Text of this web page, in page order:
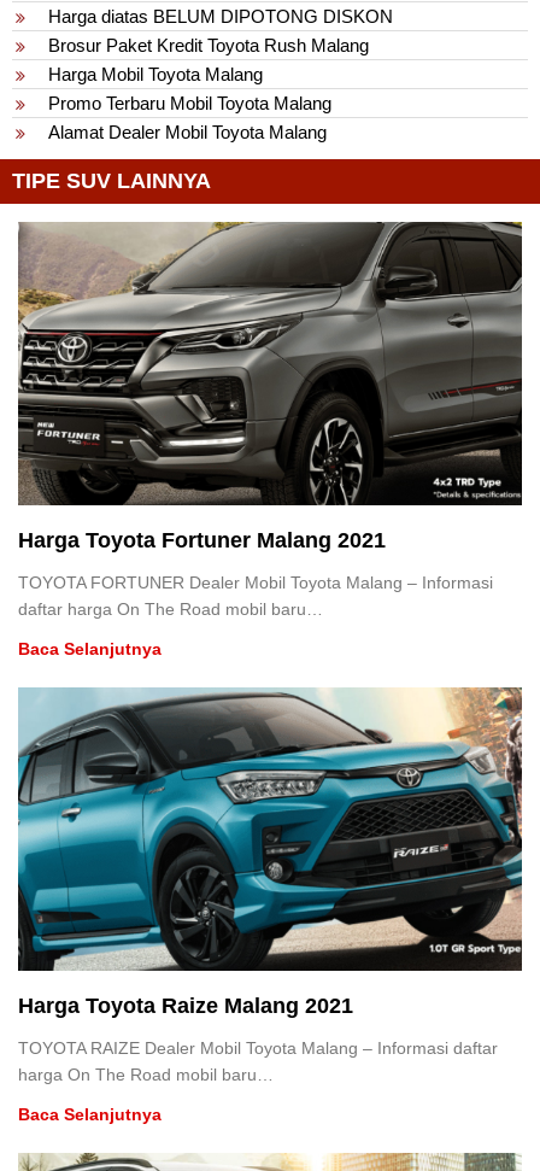
Harga diatas BELUM DIPOTONG DISKON
Brosur Paket Kredit Toyota Rush Malang
Harga Mobil Toyota Malang
Promo Terbaru Mobil Toyota Malang
Alamat Dealer Mobil Toyota Malang
TIPE SUV LAINNYA
Harga Toyota Fortuner Malang 2021
TOYOTA FORTUNER Dealer Mobil Toyota Malang – Informasi
daftar harga On The Road mobil baru…
Baca Selanjutnya
Harga Toyota Raize Malang 2021
TOYOTA RAIZE Dealer Mobil Toyota Malang – Informasi daftar
harga On The Road mobil baru…
Baca Selanjutnya